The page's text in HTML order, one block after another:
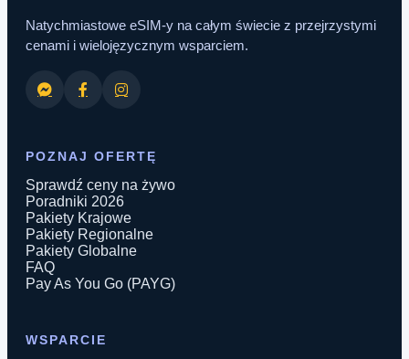
Natychmiastowe eSIM-y na całym świecie z przejrzystymi
cenami i wielojęzycznym wsparciem.
POZNAJ OFERTĘ
Sprawdź ceny na żywo
Poradniki 2026
Pakiety Krajowe
Pakiety Regionalne
Pakiety Globalne
FAQ
Pay As You Go (PAYG)
WSPARCIE